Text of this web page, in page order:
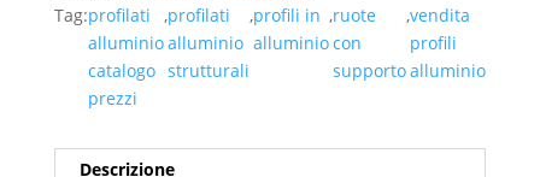
Tag:profilati
alluminio
catalogo
prezzi
,profilati
alluminio
strutturali
,profili in
alluminio
,ruote
con
supporto
,vendita
profili
alluminio
Descrizione